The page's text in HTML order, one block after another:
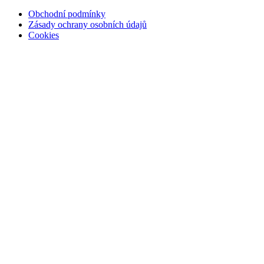
Obchodní podmínky
Zásady ochrany osobních údajů
Cookies